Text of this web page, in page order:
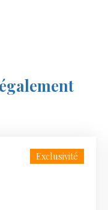
également
Exclusivité